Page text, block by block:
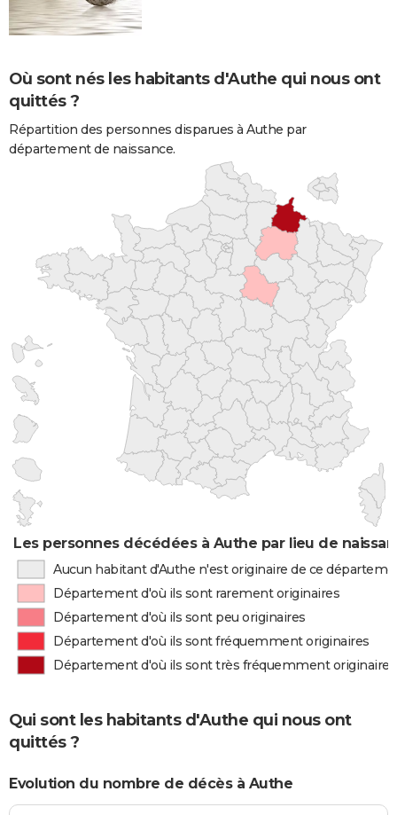
Où sont nés les habitants d'Authe qui nous ont
quittés ?
Répartition des personnes disparues à Authe par
département de naissance.
Les personnes décédées à Authe par lieu de
Aucun habitant d'Authe n'est originaire de ce
Département d'où ils sont rarement originaires
Département d'où ils sont peu originaires
Département d'où ils sont fréquemment originaires
Département d'où ils sont très fréquemment originaires
Qui sont les habitants d'Authe qui nous ont
quittés ?
Evolution du nombre de décès à Authe